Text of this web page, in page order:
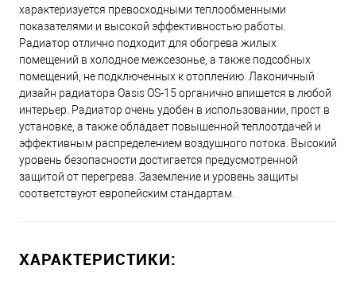
характеризуется превосходными теплообменными
показателями и высокой эффективностью работы.
Радиатор отлично подходит для обогрева жилых
помещений в холодное межсезонье, а также подсобных
помещений, не подключенных к отоплению. Лаконичный
дизайн радиатора Oasis OS-15 органично впишется в любой
интерьер. Радиатор очень удобен в использовании, прост в
установке, а также обладает повышенной теплоотдачей и
эффективным распределением воздушного потока. Высокий
уровень безопасности достигается предусмотренной
защитой от перегрева. Заземление и уровень защиты
соответствуют европейским стандартам.
ХАРАКТЕРИСТИКИ: